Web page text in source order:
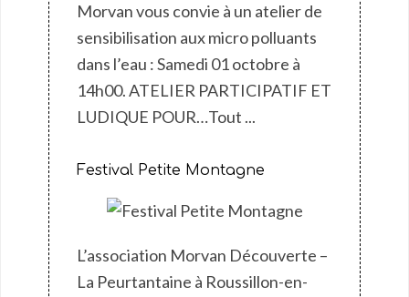
Morvan vous convie à un atelier de
sensibilisation aux micro polluants
dans l’eau : Samedi 01 octobre à
14h00. ATELIER PARTICIPATIF ET
LUDIQUE POUR…Tout ...
Festival Petite Montagne
L’association Morvan Découverte –
La Peurtantaine à Roussillon-en-